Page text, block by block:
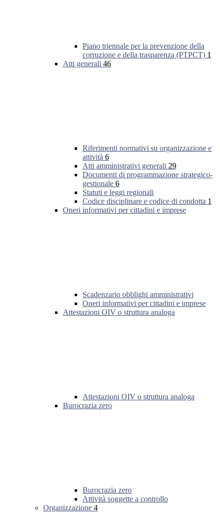
Piano triennale per la prevenzione della
corruzione e della trasparenza (PTPCT) 1
Atti generali 46
Riferimenti normativi su organizzazione e
attività 6
Atti amministrativi generali 29
Documenti di programmazione strategico-
gestionale 6
Statuti e leggi regionali
Codice disciplinare e codice di condotta 1
Oneri informativi per cittadini e imprese
Scadenzario obblighi amministrativi
Oneri informativi per cittadini e imprese
Attestazioni OIV o struttura analoga
Attestazioni OIV o struttura analoga
Burocrazia zero
Burocrazia zero
Attività soggette a controllo
Organizzazione 4